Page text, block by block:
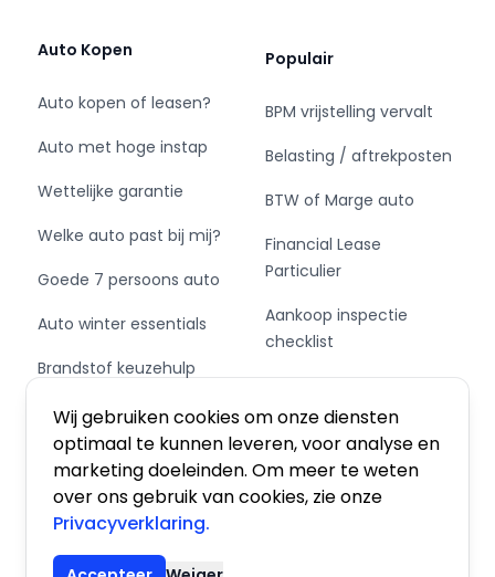
Wij gebruiken cookies om onze diensten
optimaal te kunnen leveren, voor analyse en
marketing doeleinden. Om meer te weten
over ons gebruik van cookies, zie onze
Privacyverklaring.
Auto Kopen
Auto kopen of leasen?
Auto met hoge instap
Wettelijke garantie
Welke auto past bij mij?
Goede 7 persoons auto
Auto winter essentials
Brandstof keuzehulp
Schakel of automaat?
Populair
BPM vrijstelling vervalt
Belasting / aftrekposten
BTW of Marge auto
Financial Lease
Particulier
Aankoop inspectie
checklist
Private Leasen,
Financieren of Kopen?